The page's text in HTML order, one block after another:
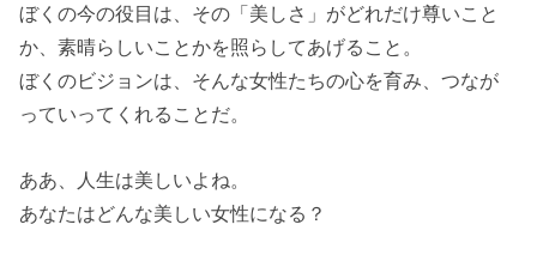
ぼくの今の役目は、その「美しさ」がどれだけ尊いこと
か、素晴らしいことかを照らしてあげること。
ぼくのビジョンは、そんな女性たちの心を育み、つなが
っていってくれることだ。
ああ、人生は美しいよね。
あなたはどんな美しい女性になる？